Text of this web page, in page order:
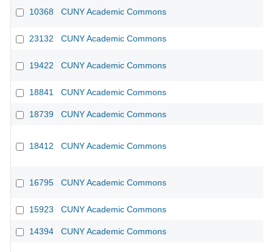
10368 CUNY Academic Commons
23132 CUNY Academic Commons
19422 CUNY Academic Commons
18841 CUNY Academic Commons
18739 CUNY Academic Commons
18412 CUNY Academic Commons
16795 CUNY Academic Commons
15923 CUNY Academic Commons
14394 CUNY Academic Commons